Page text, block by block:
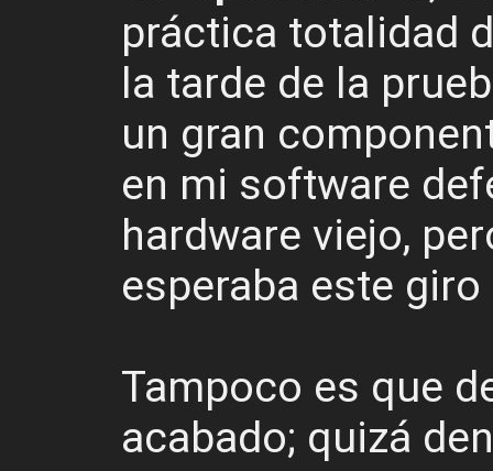
práctica totalidad
la tarde de la
un gran
en mi software
hardware viejo,
esperaba este
Tampoco es que
acabado; quizá